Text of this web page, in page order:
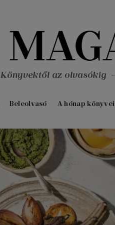
Könyvektől az olvasókig
Beleolvasó A hónap könyvei